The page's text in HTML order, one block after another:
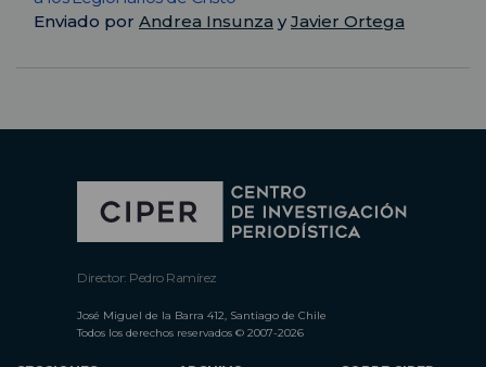
Enviado por Andrea Insunza yJavier Ortega
Director: Pedro Ramírez
José Miguel de la Barra 412, Santiago de Chile
Todos los derechos reservados © 2007-2026